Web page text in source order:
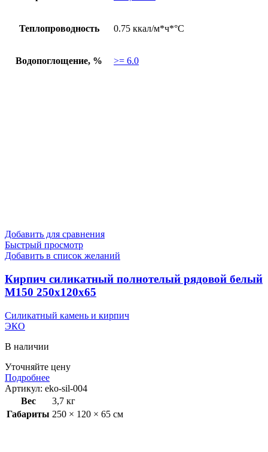
Теплопроводность 0.75 ккал/м*ч*°C
Водопоглощение, % >= 6.0
Добавить для сравнения
Быстрый просмотр
Добавить в список желаний
Кирпич силикатный полнотелый рядовой белый
M150 250х120х65
Силикатный камень и кирпич
ЭКО
В наличии
Уточняйте цену
Подробнее
Артикул: eko-sil-004
Вес
3,7 кг
Габариты 250 × 120 × 65 см